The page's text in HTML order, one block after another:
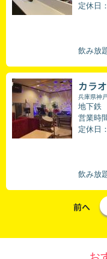
定休日
飲み放
カラ
兵庫県神
地下鉄
営業時
定休日
飲み放
前へ